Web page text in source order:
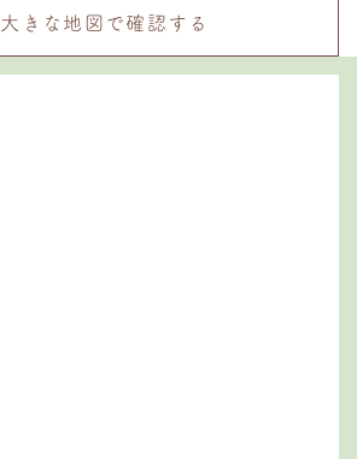
大きな地図で確認する